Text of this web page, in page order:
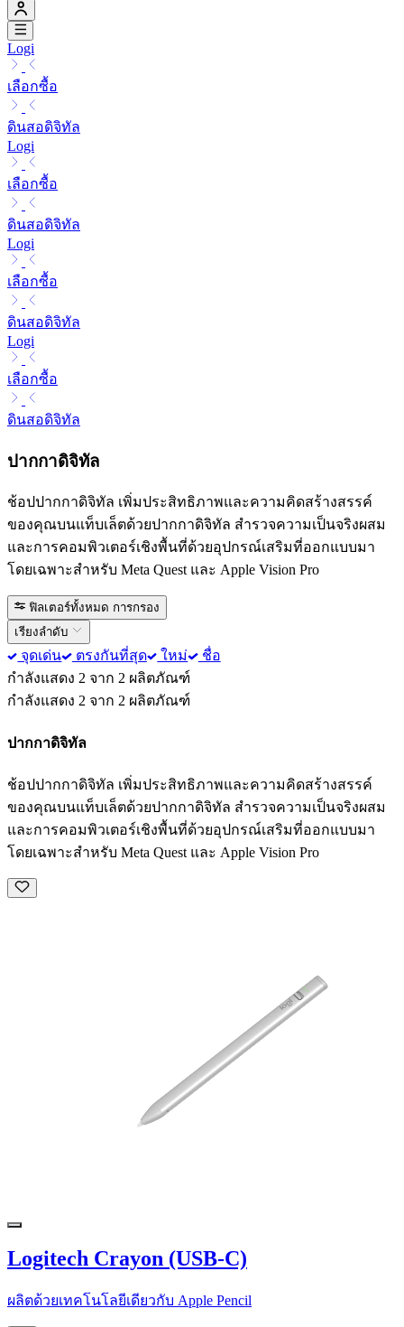
Logi
เลือกซื้อ
ดินสอดิจิทัล
Logi
เลือกซื้อ
ดินสอดิจิทัล
Logi
เลือกซื้อ
ดินสอดิจิทัล
Logi
เลือกซื้อ
ดินสอดิจิทัล
ปากกาดิจิทัล
ช้อปปากกาดิจิทัล เพิ่มประสิทธิภาพและความคิดสร้างสรรค์
ของคุณบนแท็บเล็ตด้วยปากกาดิจิทัล สำรวจความเป็นจริงผสม
และการคอมพิวเตอร์เชิงพื้นที่ด้วยอุปกรณ์เสริมที่ออกแบบมา
โดยเฉพาะสำหรับ Meta Quest และ Apple Vision Pro
ฟิลเตอร์ทั้งหมด การกรอง
เรียงลำดับ
จุดเด่น ตรงกันที่สุด ใหม่
ชื่อ
กำลังแสดง 2 จาก 2 ผลิตภัณฑ์
กำลังแสดง 2 จาก 2 ผลิตภัณฑ์
ปากกาดิจิทัล
ช้อปปากกาดิจิทัล เพิ่มประสิทธิภาพและความคิดสร้างสรรค์
ของคุณบนแท็บเล็ตด้วยปากกาดิจิทัล สำรวจความเป็นจริงผสม
และการคอมพิวเตอร์เชิงพื้นที่ด้วยอุปกรณ์เสริมที่ออกแบบมา
โดยเฉพาะสำหรับ Meta Quest และ Apple Vision Pro
Logitech Crayon (USB-C)
ผลิตด้วยเทคโนโลยีเดียวกับ Apple Pencil